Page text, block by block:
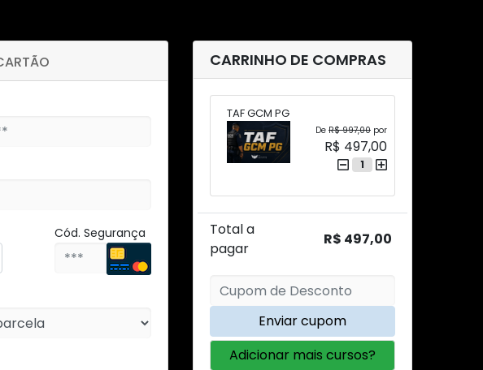
Cód. Segurança
CARRINHO DE COMPRAS
TAF GCM PG
De R$ 997,00 por
R$ 497,00
1
Total a
pagar
R$ 497,00
Enviar cupom
Adicionar mais cursos?